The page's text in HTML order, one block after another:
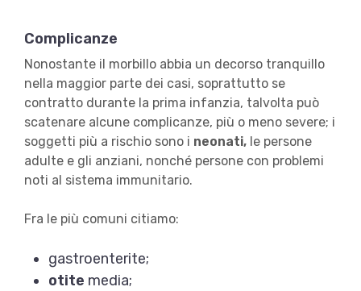
Complicanze
Nonostante il morbillo abbia un decorso tranquillo
nella maggior parte dei casi, soprattutto se
contratto durante la prima infanzia, talvolta può
scatenare alcune complicanze, più o meno severe; i
soggetti più a rischio sono i neonati, le persone
adulte e gli anziani, nonché persone con problemi
noti al sistema immunitario.
Fra le più comuni citiamo:
gastroenterite;
otite media;